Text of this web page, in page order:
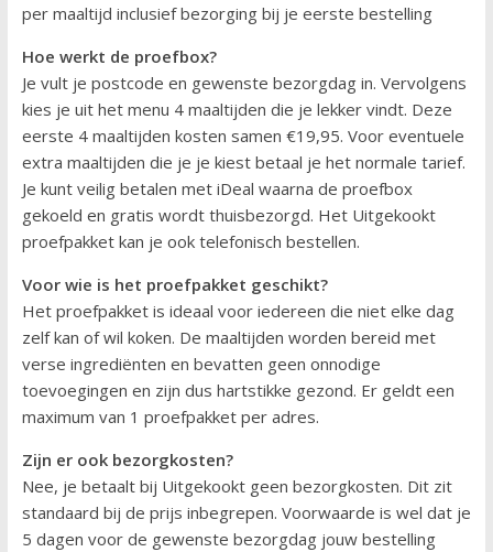
per maaltijd inclusief bezorging bij je eerste bestelling
Hoe werkt de proefbox?
Je vult je postcode en gewenste bezorgdag in. Vervolgens
kies je uit het menu 4 maaltijden die je lekker vindt. Deze
eerste 4 maaltijden kosten samen €19,95. Voor eventuele
extra maaltijden die je je kiest betaal je het normale tarief.
Je kunt veilig betalen met iDeal waarna de proefbox
gekoeld en gratis wordt thuisbezorgd. Het Uitgekookt
proefpakket kan je ook telefonisch bestellen.
Voor wie is het proefpakket geschikt?
Het proefpakket is ideaal voor iedereen die niet elke dag
zelf kan of wil koken. De maaltijden worden bereid met
verse ingrediënten en bevatten geen onnodige
toevoegingen en zijn dus hartstikke gezond. Er geldt een
maximum van 1 proefpakket per adres.
Zijn er ook bezorgkosten?
Nee, je betaalt bij Uitgekookt geen bezorgkosten. Dit zit
standaard bij de prijs inbegrepen. Voorwaarde is wel dat je
5 dagen voor de gewenste bezorgdag jouw bestelling